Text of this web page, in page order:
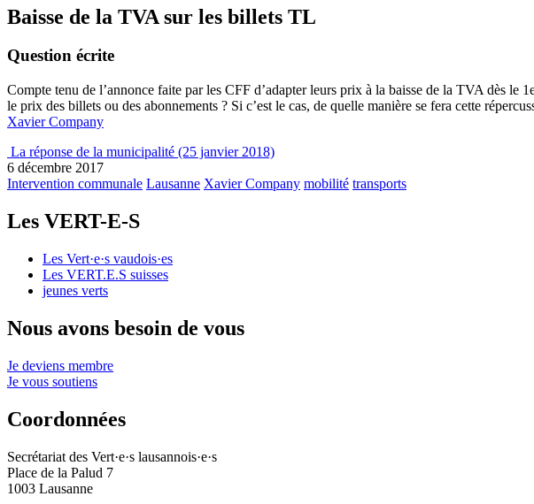
Baisse de la TVA sur les billets TL
Question écrite
Compte tenu de l’annonce faite par les CFF d’adapter leurs prix à la baisse de la TVA dès
le prix des billets ou des abonnements ? Si c’est le cas, de quelle manière se fera cette
Xavier Company
La réponse de la municipalité (25 janvier 2018)
6 décembre 2017
Intervention communale Lausanne Xavier Company mobilité transports
Les VERT-E-S
Les Vert·e·s vaudois·es
Les VERT.E.S suisses
jeunes verts
Nous avons besoin de vous
Je deviens membre
Je vous soutiens
Coordonnées
Secrétariat des Vert·e·s lausannois·e·s
Place de la Palud 7
1003 Lausanne